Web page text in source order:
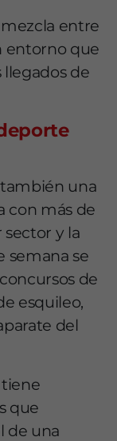
entre
entorno que
llegados de
una
con más de
y la
semana se
de
esquileo,
del
que
de una